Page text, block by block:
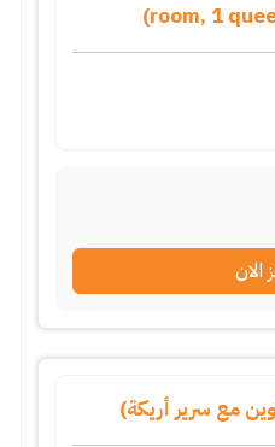
الان
مع سرير أريكة)